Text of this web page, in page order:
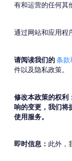
有和运营的任何其
通过网站和应用程
请阅读我们的条款
件以及隐私政策。
修改本政策的权利
响的变更，我们将
使用服务。
即时信息： 此外，